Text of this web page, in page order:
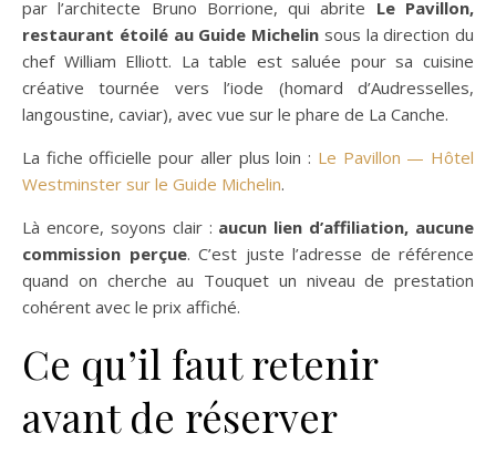
par l’architecte Bruno Borrione, qui abrite Le Pavillon,
restaurant étoilé au Guide Michelin sous la direction du
chef William Elliott. La table est saluée pour sa cuisine
créative tournée vers l’iode (homard d’Audresselles,
langoustine, caviar), avec vue sur le phare de La Canche.
La fiche officielle pour aller plus loin : Le Pavillon — Hôtel
Westminster sur le Guide Michelin.
Là encore, soyons clair : aucun lien d’affiliation, aucune
commission perçue. C’est juste l’adresse de référence
quand on cherche au Touquet un niveau de prestation
cohérent avec le prix affiché.
Ce qu’il faut retenir
avant de réserver